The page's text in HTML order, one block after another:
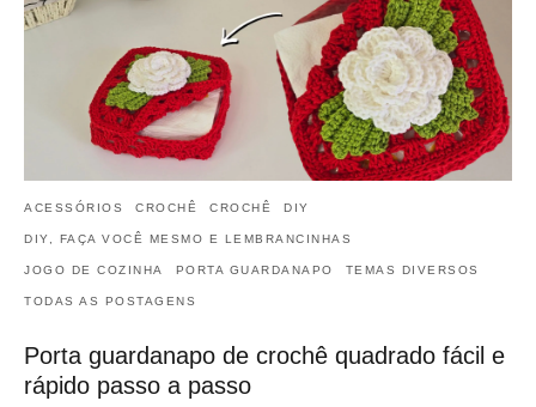
ACESSÓRIOS CROCHÊ CROCHÊ DIY
DIY, FAÇA VOCÊ MESMO E LEMBRANCINHAS
JOGO DE COZINHA PORTA GUARDANAPO TEMAS DIVERSOS
TODAS AS POSTAGENS
Porta guardanapo de crochê quadrado fácil e
rápido passo a passo